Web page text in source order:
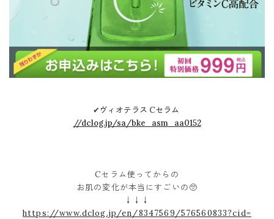
✔︎ヴィオテラス Cセラム
//dclog.jp/sa/bke_asm_aa0152
Cセラム使ってからの
お肌の変化が本当にすごいの🥺
↓↓↓
https://www.dclog.jp/en/8347569/576560833?cid=